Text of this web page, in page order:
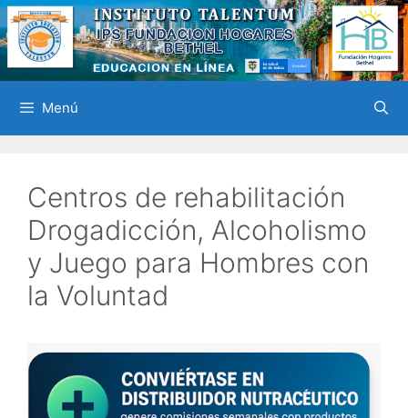
Saltar
al
contenido
Menú
Centros de rehabilitación
Drogadicción, Alcoholismo
y Juego para Hombres con
la Voluntad